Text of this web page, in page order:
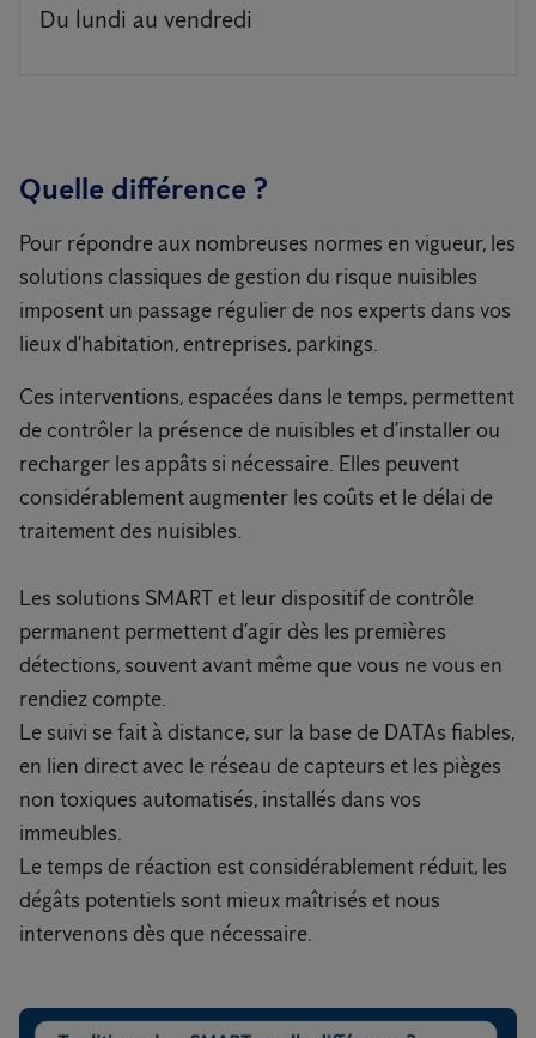
Du lundi au vendredi
Quelle différence ?
Pour répondre aux nombreuses normes en vigueur, les
solutions classiques de gestion du risque nuisibles
imposent un passage régulier de nos experts dans vos
lieux d'habitation, entreprises, parkings.
Ces interventions, espacées dans le temps, permettent
de contrôler la présence de nuisibles et d’installer ou
recharger les appâts si nécessaire. Elles peuvent
considérablement augmenter les coûts et le délai de
traitement des nuisibles.
Les solutions SMART et leur dispositif de contrôle
permanent permettent d’agir dès les premières
détections, souvent avant même que vous ne vous en
rendiez compte.
Le suivi se fait à distance, sur la base de DATAs fiables,
en lien direct avec le réseau de capteurs et les pièges
non toxiques automatisés, installés dans vos
immeubles.
Le temps de réaction est considérablement réduit, les
dégâts potentiels sont mieux maîtrisés et nous
intervenons dès que nécessaire.